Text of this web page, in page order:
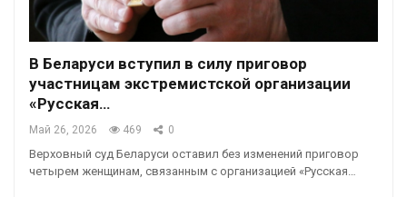
В Беларуси вступил в силу приговор
участницам экстремистской организации
«Русская…
Май 26, 2026 469 0
Верховный суд Беларуси оставил без изменений приговор
четырем женщинам, связанным с организацией «Русская…